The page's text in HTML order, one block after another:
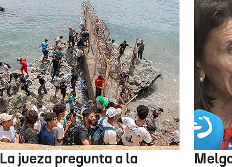
La jueza pregunta a la